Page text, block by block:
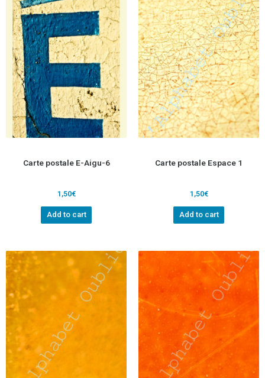
Carte postale E-Aigu-6
1,50€
Add to cart
Carte postale Espace 1
1,50€
Add to cart